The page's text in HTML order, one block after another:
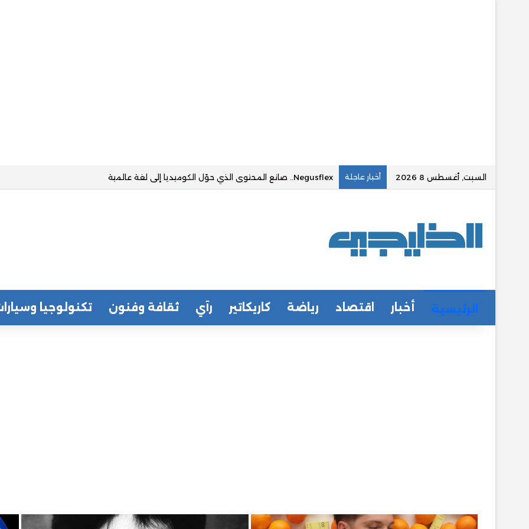
السبت, أغسطس 8 2026 أخبار عاجلة MQN (مقنعه وتصويب).. صانع محتوى عراقي يحقق ملايين المتابعين في عالم الألعاب الإلكترونية
الرئيسية أخبار اقتصاد رياضة كاريكاتير رآي ثقافة وفنون تكنولوجيا